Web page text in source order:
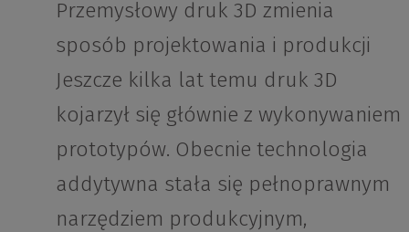
Przemysłowy druk 3D zmienia
sposób projektowania i produkcji
Jeszcze kilka lat temu druk 3D
kojarzył się głównie z wykonywaniem
prototypów. Obecnie technologia
addytywna stała się pełnoprawnym
narzędziem produkcyjnym,